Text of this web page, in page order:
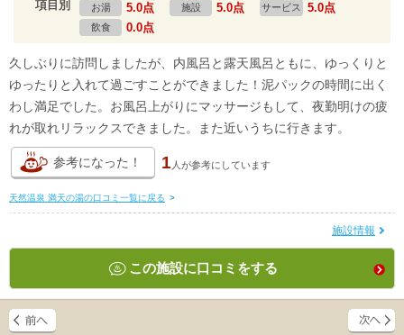
項目別 お湯 5.0点 施設 5.0点 サービス 5.0点
飲食 0.0点
久しぶりに訪問しましたが、内風呂と露天風呂ともに、ゆっくりと
ゆったりと入れて過ごすことができました！泥パックの時間に出く
わし満足でした。お風呂上がりにマッサージもして、夜勤明けの疲
れが取れリラックスできました。また近いうちに行きます。
参考になった！ 1 人が参考にしています
天然温泉 満天の湯の口コミ一覧に戻る >
施設情報
この施設に口コミをする